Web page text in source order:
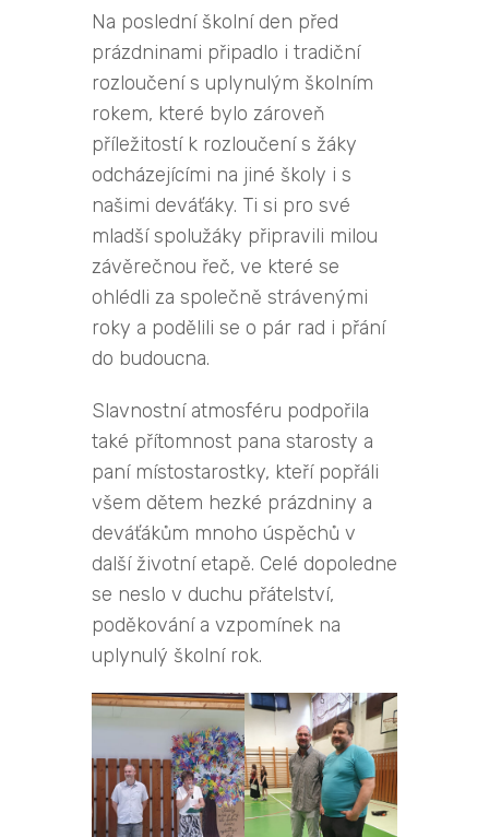
Na poslední školní den před
prázdninami připadlo i tradiční
rozloučení s uplynulým školním
rokem, které bylo zároveň
příležitostí k rozloučení s žáky
odcházejícími na jiné školy i s
našimi deváťáky. Ti si pro své
mladší spolužáky připravili milou
závěrečnou řeč, ve které se
ohlédli za společně strávenými
roky a podělili se o pár rad i přání
do budoucna.
Slavnostní atmosféru podpořila
také přítomnost pana starosty a
paní místostarostky, kteří popřáli
všem dětem hezké prázdniny a
deváťákům mnoho úspěchů v
další životní etapě. Celé dopoledne
se neslo v duchu přátelství,
poděkování a vzpomínek na
uplynulý školní rok.